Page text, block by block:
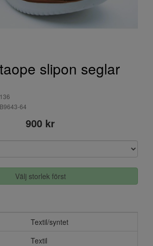
slipon seglar
64
900 kr
Välj storlek först
Textil/syntet
Textil